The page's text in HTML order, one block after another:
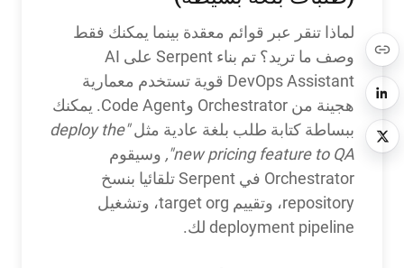
لماذا تنقر عبر قوائم معقدة بينما يمكنك فقط
وصف ما تريد؟ تم بناء Serpent على AI
DevOps Assistant قوية تستخدم معمارية
هجينة من Orchestrator وCode Agent. يمكنك
ببساطة كتابة طلب بلغة عادية مثل "deploy the
new pricing feature to QA",
وسيقوم
Orchestrator في Serpent تلقائيا بنسخ
repository، وتقييم target org، وتشغيل
deployment pipeline لك.